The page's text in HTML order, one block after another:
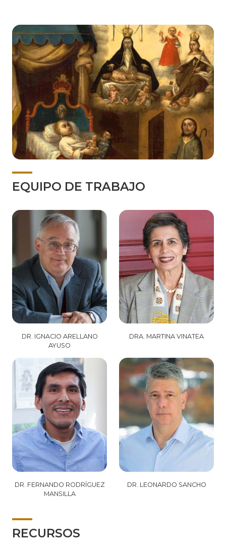
EQUIPO DE TRABAJO
DR. IGNACIO ARELLANO
AYUSO
DRA. MARTINA VINATEA
DR. FERNANDO RODRÍGUEZ
MANSILLA
DR. LEONARDO SANCHO
RECURSOS